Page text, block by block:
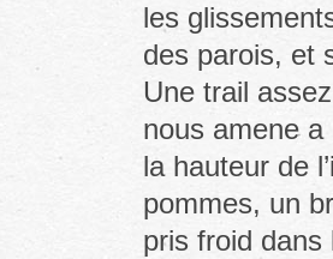
les
des parois, et
Une trail
nous amene
la hauteur de
pommes, un
pris froid dans